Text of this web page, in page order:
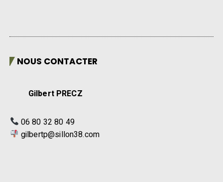
NOUS CONTACTER
Gilbert PRECZ
06 80 32 80 49
gilbertp@sillon38.com